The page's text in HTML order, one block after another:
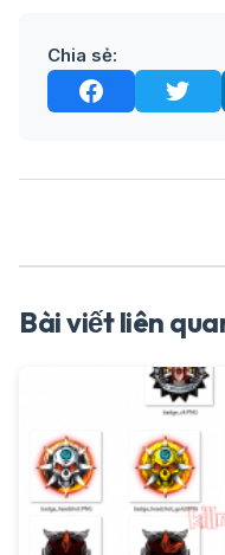
Chia sẻ:
Bài viết liên